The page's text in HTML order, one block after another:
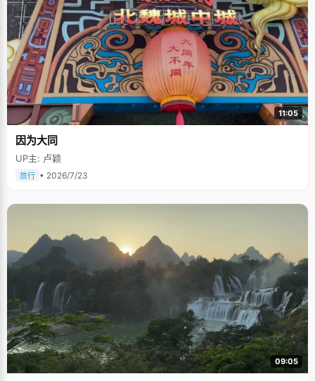
11:05
因为大同
UP主: 卢颖
旅行 • 2026/7/23
09:05